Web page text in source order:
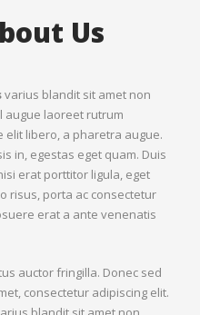
Us
varius blandit sit amet non
augue laoreet rutrum
elit libero, a pharetra augue.
in, egestas eget quam. Duis
erat porttitor ligula, eget
risus, porta ac consectetur
erat a ante venenatis
auctor fringilla. Donec sed
consectetur adipiscing elit.